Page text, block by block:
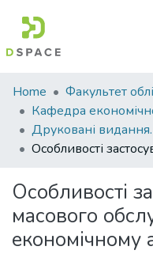
Communities
&
Collections
Statistics
Home
Особливості
масового
економічному